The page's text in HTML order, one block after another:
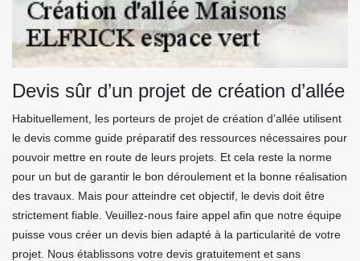
Devis sûr d’un projet de création d’allée
Habituellement, les porteurs de projet de création d’allée utilisent
le devis comme guide préparatif des ressources nécessaires pour
pouvoir mettre en route de leurs projets. Et cela reste la norme
pour un but de garantir le bon déroulement et la bonne réalisation
des travaux. Mais pour atteindre cet objectif, le devis doit être
strictement fiable. Veuillez-nous faire appel afin que notre équipe
puisse vous créer un devis bien adapté à la particularité de votre
projet. Nous établissons votre devis gratuitement et sans